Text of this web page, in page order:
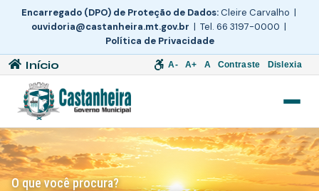
Encarregado (DPO) de Proteção de Dados:Cleire Carvalho |
ouvidoria@castanheira.mt.gov.br | Tel. 66 3197-0000 |
Política de Privacidade
Início A- A+ A Contraste Dislexia
O que você procura?